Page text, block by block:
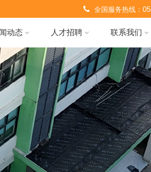
全国服务热线：
动态 人才招聘 联系我们